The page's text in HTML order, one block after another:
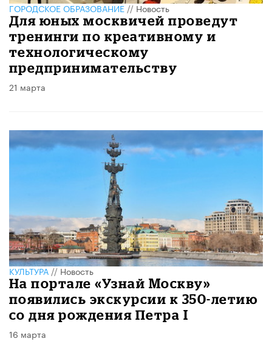
ГОРОДСКОЕ ОБРАЗОВАНИЕ//Новость
Для юных москвичей проведут
тренинги по креативному и
технологическому
предпринимательству
21 марта
КУЛЬТУРА//Новость
На портале «Узнай Москву»
появились экскурсии к 350-летию
со дня рождения Петра I
16 марта